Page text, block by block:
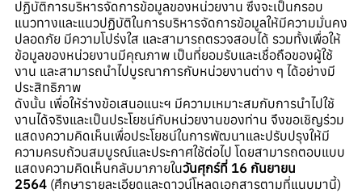
ปฏิบัติการบริหารจัดการข้อมูลของหน่วยงาน ซึ่งจะเป็นกรอบ
แนวทางและแนวปฏิบัติในการบริหารจัดการข้อมูลให้มีความมั่นคง
ปลอดภัย มีความโปร่งใส และสามารถตรวจสอบได้ รวมทั้งเพื่อให้
ข้อมูลของหน่วยงานมีคุณภาพ เป็นที่ยอมรับและเชื่อถือของผู้ใช้
งาน และสามารถนำไปบูรณาการกับหน่วยงานต่าง ๆ ได้อย่างมี
ประสิทธิภาพ
ดังนั้น เพื่อให้ร่างข้อเสนอแนะฯ มีความเหมาะสมกับการนําไปใช้
งานได้จริงและเป็นประโยชน์กับหน่วยงานของท่าน จึงขอเชิญร่วม
แสดงความคิดเห็นเพื่อประโยชน์ในการพัฒนาและปรับปรุงให้มี
ความครบถ้วนสมบูรณ์และประกาศใช้ต่อไป โดยสามารถตอบแบบ
แสดงความคิดเห็นกลับมาภายในวันศุกร์ที่ 16 กันยายน
2564 (ศึกษารายละเอียดและดาวน์โหลดเอกสารตามที่แนบมานี้)